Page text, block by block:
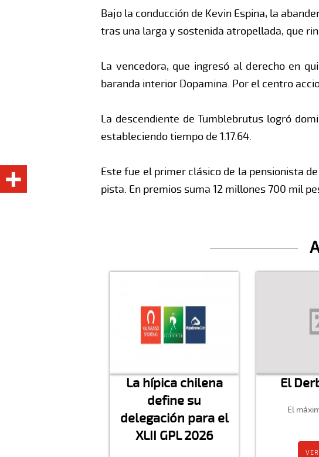
Bajo la conducción de Kevin Espina, la
tras una larga y sostenida atropellada, que
La vencedora, que ingresó al derecho en
baranda interior Dopamina. Por el centro
La descendiente de Tumblebrutus logró
estableciendo tiempo de 1.17.64.
Este fue el primer clásico de la pensionista
pista. En premios suma 12 millones 700 mil
La hípica chilena
define su
delegación para el
XLII GPL 2026
El
El